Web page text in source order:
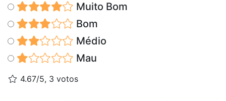
Muito Bom
Bom
Médio
Mau
4.67/5, 3 votos